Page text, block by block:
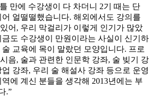
만에 수강생이 다 차더니 2기 때는 단
얼떨떨했습니다. 해외에서도 강의를
어, 우리 막걸리가 이렇게 인기가 많았
도 수강생이 만원이라는 사실이 신기하
교육에 목이 말랐던 모양입니다. 프로
음, 술과 관련한 인문학 강좌, 술 빚기 강
강좌, 우리 술 해설사 강좌 등으로 운영
에 계신 분들을 생각해 2013년에는 부
.”